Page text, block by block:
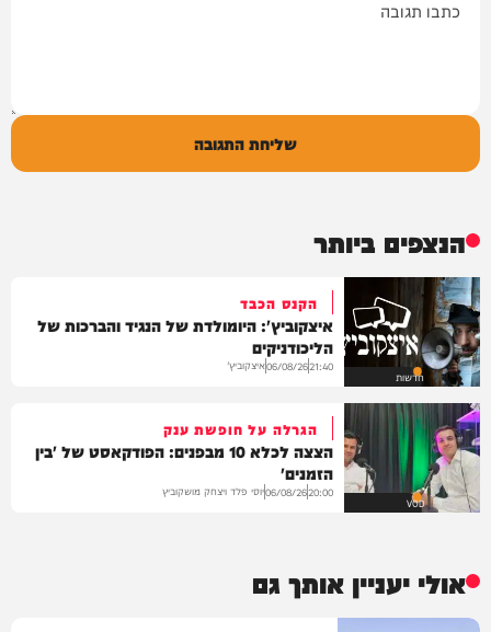
שליחת התגובה
הנצפים ביותר
חדשות
הקנס הכבד
איצקוביץ': היומולדת של הנגיד והברכות של
הליכודניקים
21:40
06/08/26איצקוביץ'
VOD
הגרלה על חופשת ענק
הצצה לכלא 10 מבפנים: הפודקאסט של 'בין
הזמנים'
20:00
06/08/26יוסי פלד ויצחק מושקוביץ
אולי יעניין אותך גם